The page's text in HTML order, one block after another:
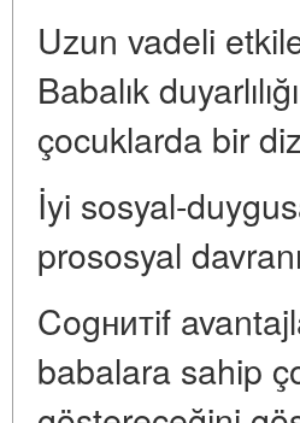
Uzun vadeli
Babalık
çocuklarda bir
İyi sosyal-
prososyal
Cogнитif
babalara sahip